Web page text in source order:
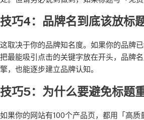
技巧4：品牌名到底该放标
这取决于你的品牌知名度。如果你的品牌
把最能吸引点击的关键字放在开头，品牌
擎，也能逐步建立品牌认知。
技巧5：为什么要避免标题
如果你的网站有100个产品页，都用「高